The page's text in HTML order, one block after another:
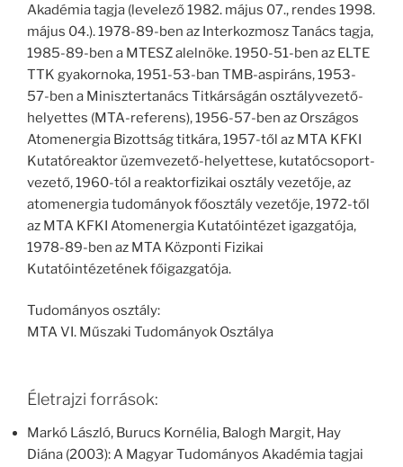
Akadémia tagja (levelező 1982. május 07., rendes 1998.
május 04.). 1978-89-ben az Interkozmosz Tanács tagja,
1985-89-ben a MTESZ alelnöke. 1950-51-ben az ELTE
TTK gyakornoka, 1951-53-ban TMB-aspiráns, 1953-
57-ben a Minisztertanács Titkárságán osztályvezető-
helyettes (MTA-referens), 1956-57-ben az Országos
Atomenergia Bizottság titkára, 1957-től az MTA KFKI
Kutatóreaktor üzemvezető-helyettese, kutatócsoport-
vezető, 1960-tól a reaktorfizikai osztály vezetője, az
atomenergia tudományok főosztály vezetője, 1972-től
az MTA KFKI Atomenergia Kutatóintézet igazgatója,
1978-89-ben az MTA Központi Fizikai
Kutatóintézetének főigazgatója.
Tudományos osztály:
MTA VI. Műszaki Tudományok Osztálya
Életrajzi források:
Markó László, Burucs Kornélia, Balogh Margit, Hay
Diána (2003): A Magyar Tudományos Akadémia tagjai